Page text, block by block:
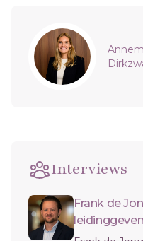
Sidebar
Interviews
Frank de